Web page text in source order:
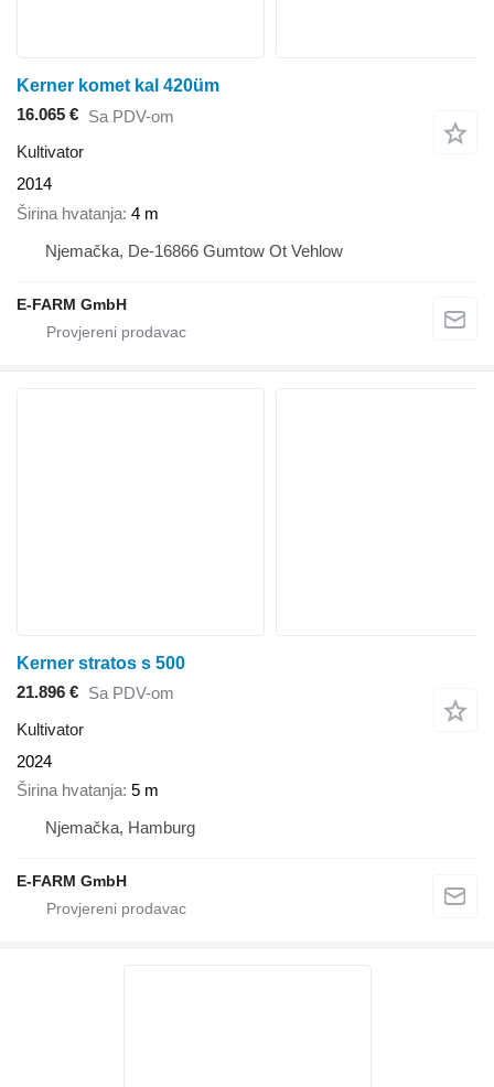
Kerner komet kal 420üm
16.065 € Sa PDV-om
Kultivator
2014
Širina hvatanja 4 m
Njemačka, De-16866 Gumtow Ot Vehlow
E-FARM GmbH
Kerner stratos s 500
21.896 € Sa PDV-om
Kultivator
2024
Širina hvatanja 5 m
Njemačka, Hamburg
E-FARM GmbH